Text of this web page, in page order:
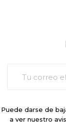
Puede darse de
a ver nuestro